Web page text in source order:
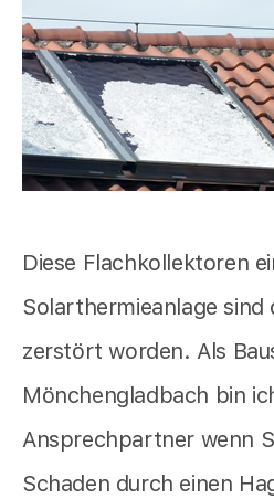
Diese Flachkollektoren
Solarthermieanlage sind
zerstört worden. Als
Mönchengladbach bin
Ansprechpartner wenn
Schaden durch einen